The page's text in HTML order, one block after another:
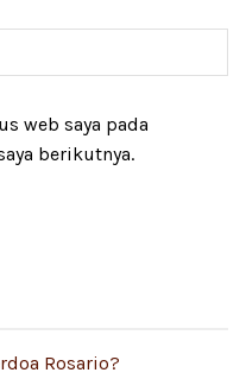
web saya pada
berikutnya.
Rosario?